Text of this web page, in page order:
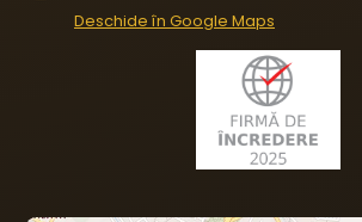
Deschide în Google Maps